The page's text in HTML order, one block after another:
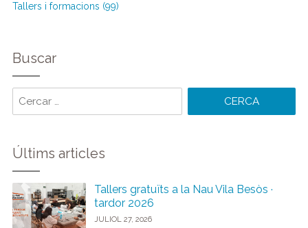
Tallers i formacions (99)
Buscar
Últims articles
Tallers gratuïts a la Nau Vila Besòs ·
tardor 2026
JULIOL 27, 2026